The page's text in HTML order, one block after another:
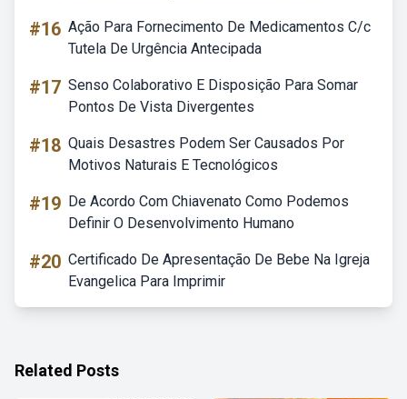
#16 Ação Para Fornecimento De Medicamentos C/c
Tutela De Urgência Antecipada
#17 Senso Colaborativo E Disposição Para Somar
Pontos De Vista Divergentes
#18 Quais Desastres Podem Ser Causados Por
Motivos Naturais E Tecnológicos
#19 De Acordo Com Chiavenato Como Podemos
Definir O Desenvolvimento Humano
#20 Certificado De Apresentação De Bebe Na Igreja
Evangelica Para Imprimir
Related Posts